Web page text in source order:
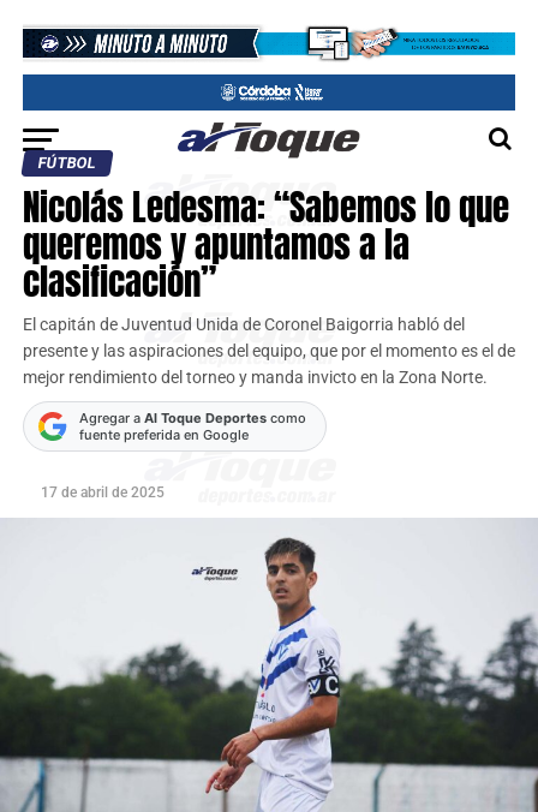
FÚTBOL
Nicolás Ledesma: “Sabemos lo que
queremos y apuntamos a la
clasificación”
El capitán de Juventud Unida de Coronel Baigorria habló del
presente y las aspiraciones del equipo, que por el momento es el de
mejor rendimiento del torneo y manda invicto en la Zona Norte.
Agregar a Al Toque Deportescomo
fuente preferida en Google
17 de abril de 2025